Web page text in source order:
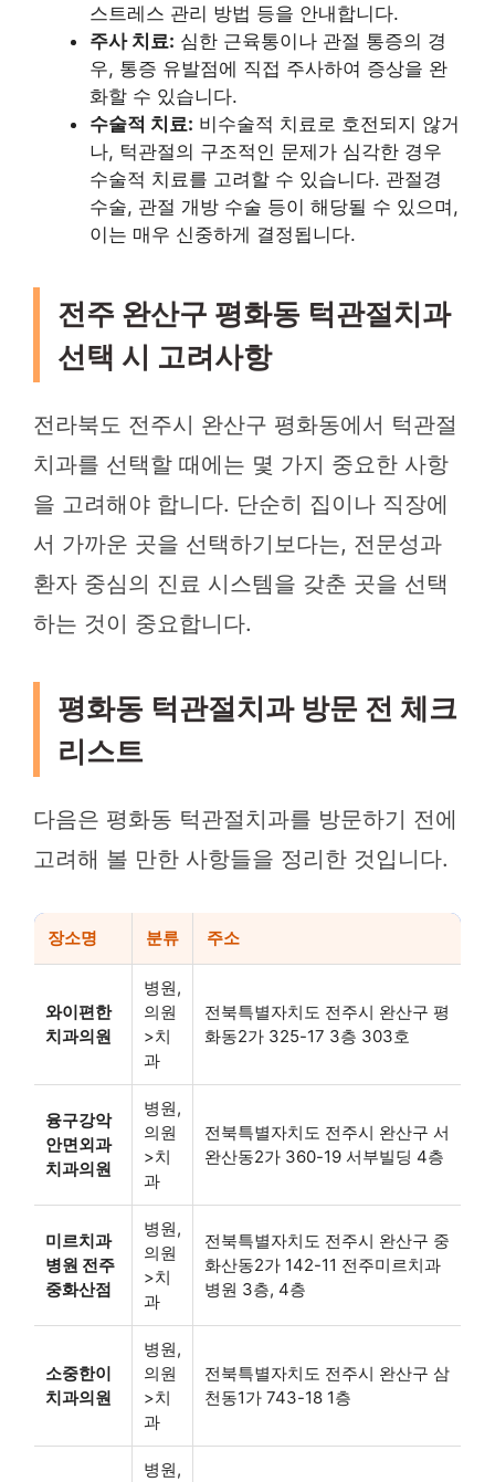
스트레스 관리 방법 등을 안내합니다.
주사 치료: 심한 근육통이나 관절 통증의 경
우, 통증 유발점에 직접 주사하여 증상을 완
화할 수 있습니다.
수술적 치료: 비수술적 치료로 호전되지 않거
나, 턱관절의 구조적인 문제가 심각한 경우
수술적 치료를 고려할 수 있습니다. 관절경
수술, 관절 개방 수술 등이 해당될 수 있으며,
이는 매우 신중하게 결정됩니다.
전주 완산구 평화동 턱관절치과
선택 시 고려사항
전라북도 전주시 완산구 평화동에서 턱관절
치과를 선택할 때에는 몇 가지 중요한 사항
을 고려해야 합니다. 단순히 집이나 직장에
서 가까운 곳을 선택하기보다는, 전문성과
환자 중심의 진료 시스템을 갖춘 곳을 선택
하는 것이 중요합니다.
평화동 턱관절치과 방문 전 체크
리스트
다음은 평화동 턱관절치과를 방문하기 전에
고려해 볼 만한 사항들을 정리한 것입니다.
장소명 분류 주소
와이편한
치과의원
병원,
의원
>치
과
전북특별자치도 전주시 완산구 평
화동2가 325-17 3층 303호
융구강악
안면외과
치과의원
병원,
의원
>치
과
전북특별자치도 전주시 완산구 서
완산동2가 360-19 서부빌딩 4층
미르치과
병원 전주
중화산점
병원,
의원
>치
과
전북특별자치도 전주시 완산구 중
화산동2가 142-11 전주미르치과
병원 3층, 4층
소중한이
치과의원
병원,
의원
>치
과
전북특별자치도 전주시 완산구 삼
천동1가 743-18 1층
병원,